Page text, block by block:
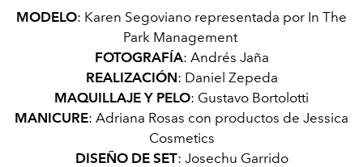
MODELO: Karen Segoviano representada por In The
Park Management
FOTOGRAFÍA: Andrés Jaña
REALIZACIÓN: Daniel Zepeda
MAQUILLAJE Y PELO: Gustavo Bortolotti
MANICURE: Adriana Rosas con productos de Jessica
Cosmetics
DISEÑO DE SET: Josechu Garrido